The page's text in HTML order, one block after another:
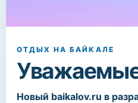
ОТДЫХ НА БАЙКАЛЕ
Новый baikalov.ru в